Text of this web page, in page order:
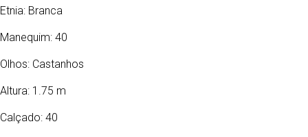
Etnia: Branca
Manequim: 40
Olhos: Castanhos
Altura: 1.75 m
Calçado: 40